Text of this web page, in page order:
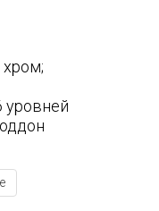
уровней